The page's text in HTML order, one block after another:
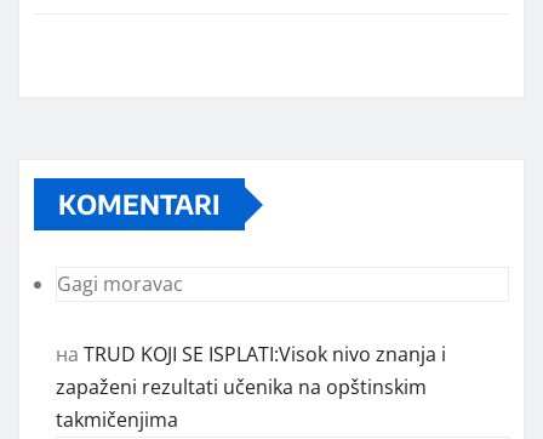
KOMENTARI
Gagi moravac
на TRUD KOJI SE ISPLATI:Visok nivo znanja i
zapaženi rezultati učenika na opštinskim
takmičenjima